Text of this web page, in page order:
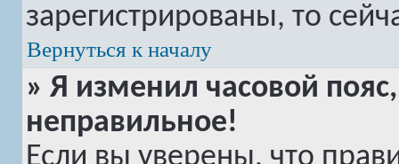
зарегистрированы, то
Вернуться к началу
» Я изменил часовой
неправильное!